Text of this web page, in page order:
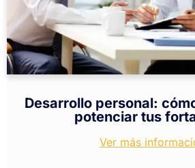
Desarrollo personal:
potenciar tus
Ver más